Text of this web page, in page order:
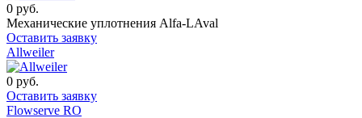
0 руб.
Механические уплотнения Alfa-LAval
Оставить заявку
Allweiler
0 руб.
Оставить заявку
Flowserve RO